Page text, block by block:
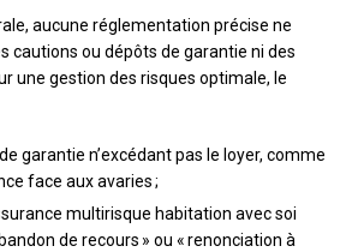
aucune réglementation précise ne
cautions ou dépôts de garantie ni des
une gestion des risques optimale, le
garantie n’excédant pas le loyer, comme
face aux avaries ;
multirisque habitation avec soi
de recours » ou « renonciation à